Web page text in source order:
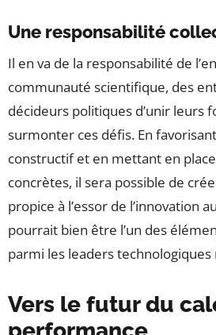
Une responsabilité
Il en va de la responsabilité de
communauté scientifique, des
décideurs politiques d’unir leurs
surmonter ces défis. En
constructif et en mettant en
concrètes, il sera possible de
propice à l’essor de l’innovation
pourrait bien être l’un des
parmi les leaders technologiques
Vers le futur du